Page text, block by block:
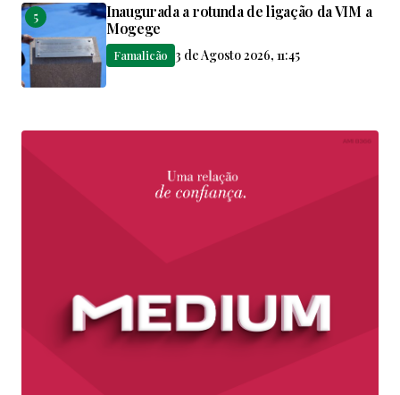
Inaugurada a rotunda de ligação da VIM a
Mogege
Famalicão 3 de Agosto 2026, 11:45